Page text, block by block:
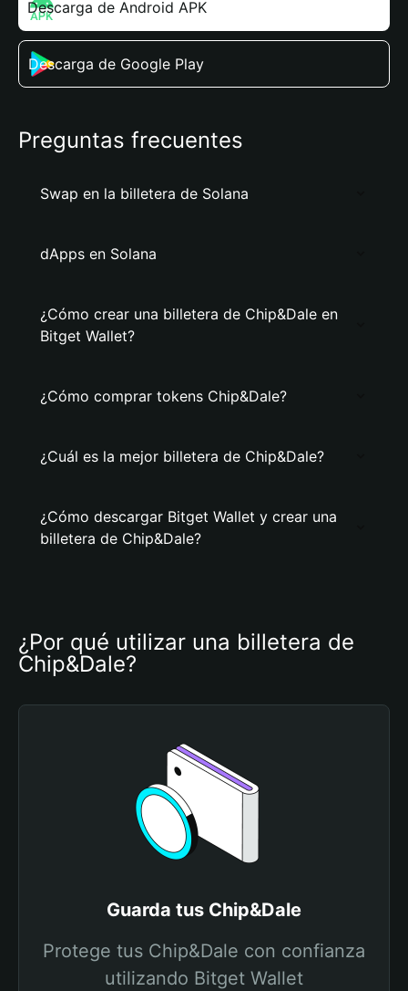
Descarga de Android APK
Descarga de Google Play
Preguntas frecuentes
Swap en la billetera de Solana
dApps en Solana
¿Cómo crear una billetera de Chip&Dale en
Bitget Wallet?
¿Cómo comprar tokens Chip&Dale?
¿Cuál es la mejor billetera de Chip&Dale?
¿Cómo descargar Bitget Wallet y crear una
billetera de Chip&Dale?
¿Por qué utilizar una billetera de
Chip&Dale?
Guarda tus Chip&Dale
Protege tus Chip&Dale con confianza
utilizando Bitget Wallet